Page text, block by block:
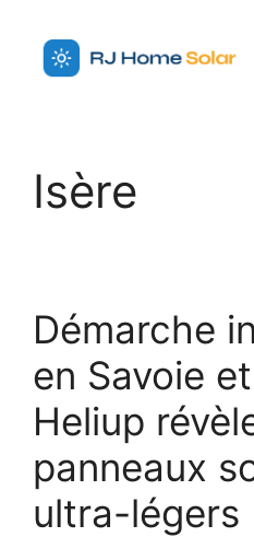
contenu
Isère
Démarche
en Savoie
Heliup
panneaux
ultra-légers